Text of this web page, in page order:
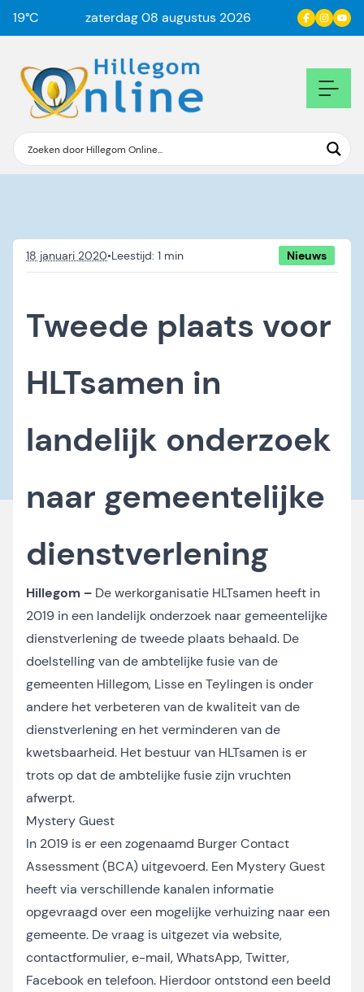
19°C zaterdag 08 augustus 2026
18 januari 2020• Nieuws
Tweede plaats voor
HLTsamen in
landelijk onderzoek
naar gemeentelijke
dienstverlening
Hillegom – De werkorganisatie HLTsamen heeft in
2019 in een landelijk onderzoek naar gemeentelijke
dienstverlening de tweede plaats behaald. De
doelstelling van de ambtelijke fusie van de
gemeenten Hillegom, Lisse en Teylingen is onder
andere het verbeteren van de kwaliteit van de
dienstverlening en het verminderen van de
kwetsbaarheid. Het bestuur van HLTsamen is er
trots op dat de ambtelijke fusie zijn vruchten
afwerpt.
Mystery Guest
In 2019 is er een zogenaamd Burger Contact
Assessment (BCA) uitgevoerd. Een Mystery Guest
heeft via verschillende kanalen informatie
opgevraagd over een mogelijke verhuizing naar een
gemeente. De vraag is uitgezet via website,
contactformulier, e-mail, WhatsApp, Twitter,
Facebook en telefoon. Hierdoor ontstond een beeld